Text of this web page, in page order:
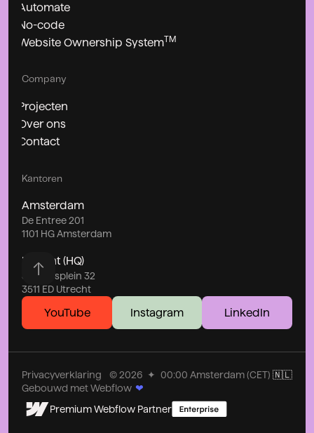
Automate
No-code
Website Ownership SystemTM
Company
Projecten
Over ons
Contact
Kantoren
Amsterdam
De Entree 201
1101 HG Amsterdam
Utrecht (HQ)
Stationsplein 32
3511 ED Utrecht
YouTube Instagram LinkedIn
© 2026 ✦ 00:00 Amsterdam (CET) 🇳🇱
Privacyverklaring
Gebouwd met Webflow ❤
Premium Webflow Partner